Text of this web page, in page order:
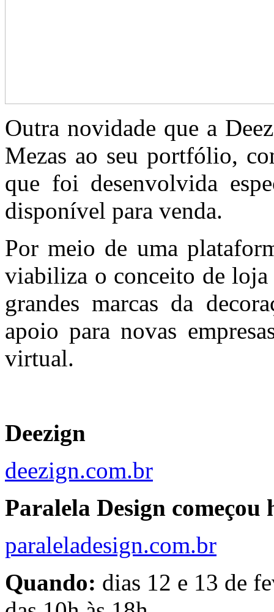
Outra novidade que a
Mezas ao seu portfólio,
que foi desenvolvida
disponível para venda.
Por meio de uma
viabiliza o conceito de loja
grandes marcas da
apoio para novas
virtual.
Deezign
deezign.com.br
Paralela Design começou
paraleladesign.com.br
Quando: dias 12 e 13 de